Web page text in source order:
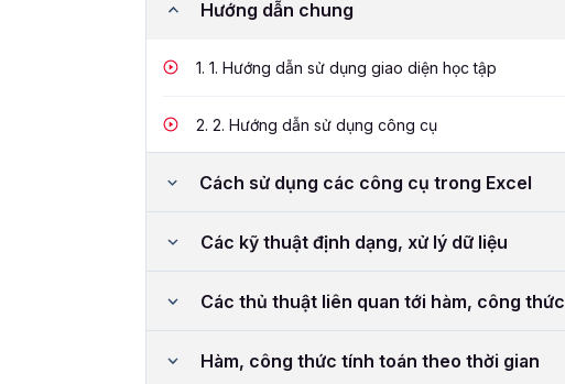
Hướng dẫn chung
1. 1. Hướng dẫn sử dụng giao diện học tập
2. 2. Hướng dẫn sử dụng công cụ
Cách sử dụng các công cụ trong Excel
Các kỹ thuật định dạng, xử lý dữ liệu
Các thủ thuật liên quan tới hàm, công thức
Hàm, công thức tính toán theo thời gian